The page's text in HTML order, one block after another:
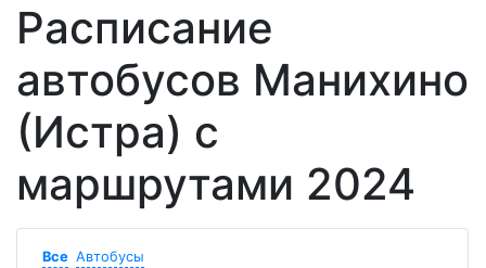
Расписание
автобусов Манихино
(Истра) с
маршрутами 2024
Все Автобусы